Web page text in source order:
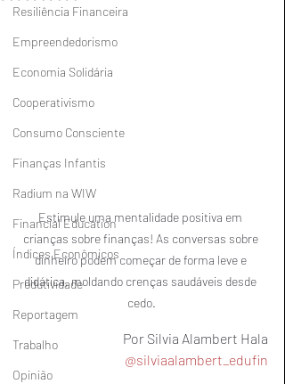
Resiliência Financeira
Empreendedorismo
Economia Solidária
Cooperativismo
Consumo Consciente
Finanças Infantis
Radium na WIW
Financial Education
Índices Econômicos
Produtividade
Reportagem
Trabalho
Opinião
Estimule uma mentalidade positiva em
crianças sobre finanças! As conversas sobre
dinheiro podem começar de forma leve e
didática, moldando crenças saudáveis desde
cedo.
Por Silvia Alambert Hala
@silviaalambert_edufin